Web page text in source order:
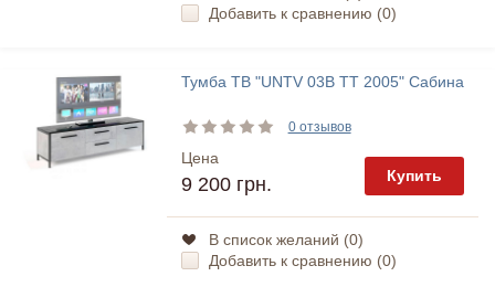
Добавить к сравнению (0)
Тумба ТВ "UNTV 03В TT 2005" Сабина
0 отзывов
Цена
9 200 грн. Купить
В список желаний (0)
Добавить к сравнению (0)